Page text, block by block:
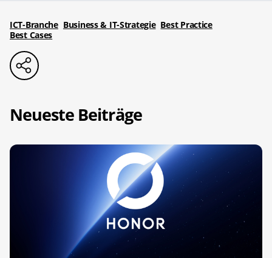
ICT-Branche Business & IT-Strategie Best Practice
Best Cases
Neueste Beiträge